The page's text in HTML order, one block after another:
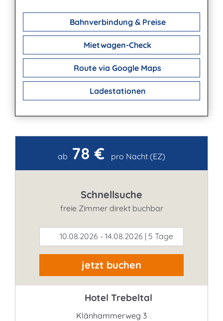
Bahnverbindung & Preise
Mietwagen-Check
Route via Google Maps
Ladestationen
Kontakt
ab 78 € pro Nacht (EZ)
Schnellsuche
freie Zimmer direkt buchbar
10.08.2026 - 14.08.2026 | 5 Tage
jetzt buchen
Hotel Trebeltal
Klänhammerweg 3